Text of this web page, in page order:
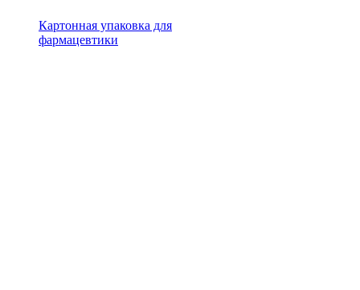
Картонная упаковка для
фармацевтики